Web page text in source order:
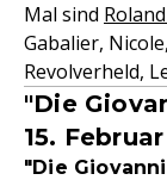
Mal sind
Gabalier, Nicole,
Revolverheld,
"Die
15.
"Die